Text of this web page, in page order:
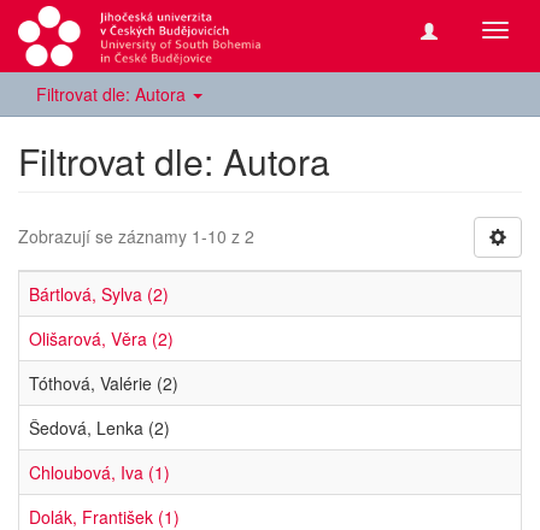
Filtrovat dle: Autora
Filtrovat dle: Autora
Zobrazují se záznamy 1-10 z 2
Bártlová, Sylva (2)
Olišarová, Věra (2)
Tóthová, Valérie (2)
Šedová, Lenka (2)
Chloubová, Iva (1)
Dolák, František (1)